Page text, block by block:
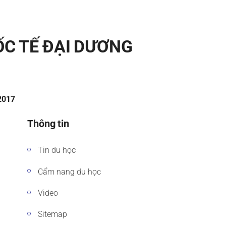
TẾ ĐẠI DƯƠNG
Thông tin
Tin du học
Cẩm nang du học
Video
Sitemap